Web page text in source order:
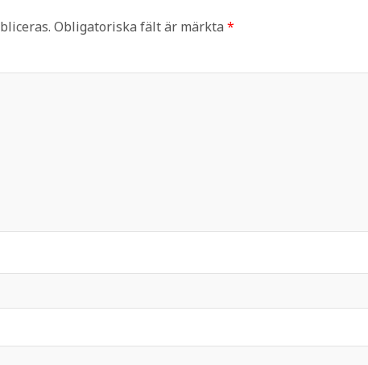
Obligatoriska fält är märkta *